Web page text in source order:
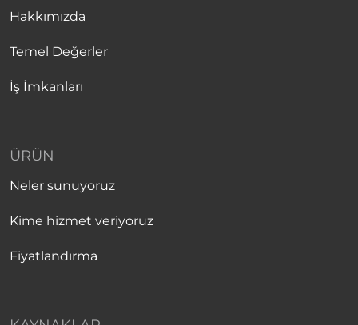
Hakkımızda
Temel Değerler
İş İmkanları
ÜRÜN
Neler sunuyoruz
Kime hizmet veriyoruz
Fiyatlandırma